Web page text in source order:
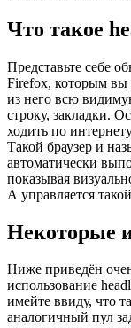
Что такое
Представьте себе
Firefox, которым вы
из него всю
строку, закладки.
ходить по
Такой браузер и
автоматически
показывая
А управляется
Некоторые
Ниже приведён
использование
имейте ввиду, что
аналогичный пул